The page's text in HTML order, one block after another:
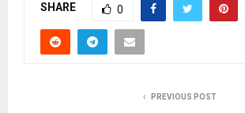
SHARE 0
PREVIOUS POST